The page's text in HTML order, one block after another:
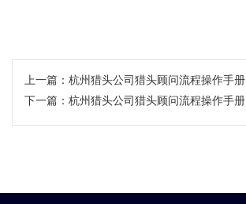
上一篇： ​杭州猎头公司猎头顾问流程操作手册
下一篇： ​杭州猎头公司猎头顾问流程操作手册